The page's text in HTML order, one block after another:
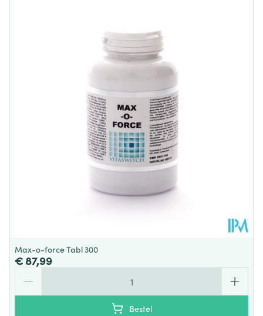
88 mm
90
Dieetbeperkingen
Suikervrij, Zonder
allergenen, Zonder
bewaarmiddelen
Kamertemperatuur (15°C -
25°C)
Max-o-force Tabl 300
€ 87,99
Bestel